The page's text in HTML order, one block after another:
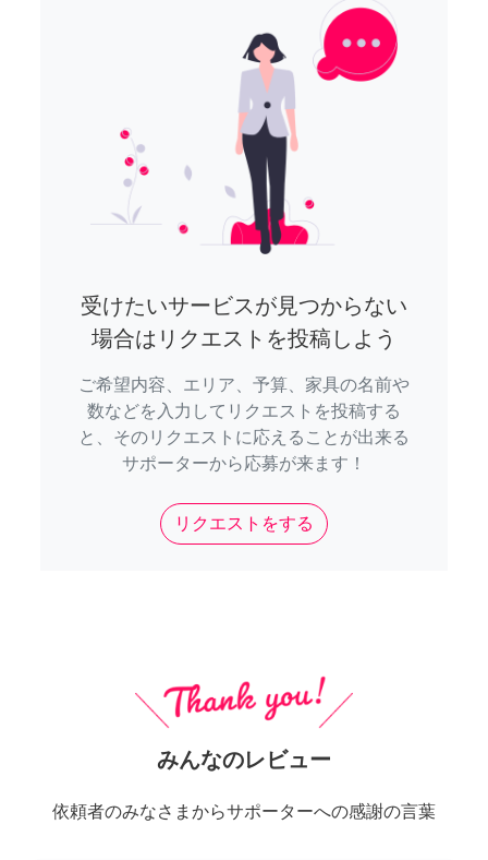
受けたいサービスが見つからない
場合はリクエストを投稿しよう
ご希望内容、エリア、予算、家具の名前や
数などを入力してリクエストを投稿する
と、そのリクエストに応えることが出来る
サポーターから応募が来ます！
リクエストをする
みんなのレビュー
依頼者のみなさまからサポーターへの感謝の言葉